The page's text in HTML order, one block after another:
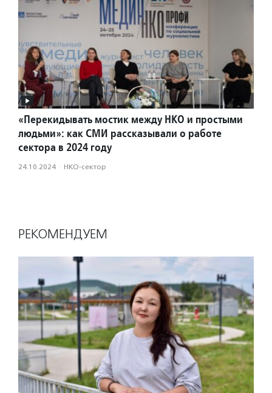
«Перекидывать мостик между НКО и простыми
людьми»: как СМИ рассказывали о работе
сектора в 2024 году
24.10.2024 · НКО-сектор
РЕКОМЕНДУЕМ